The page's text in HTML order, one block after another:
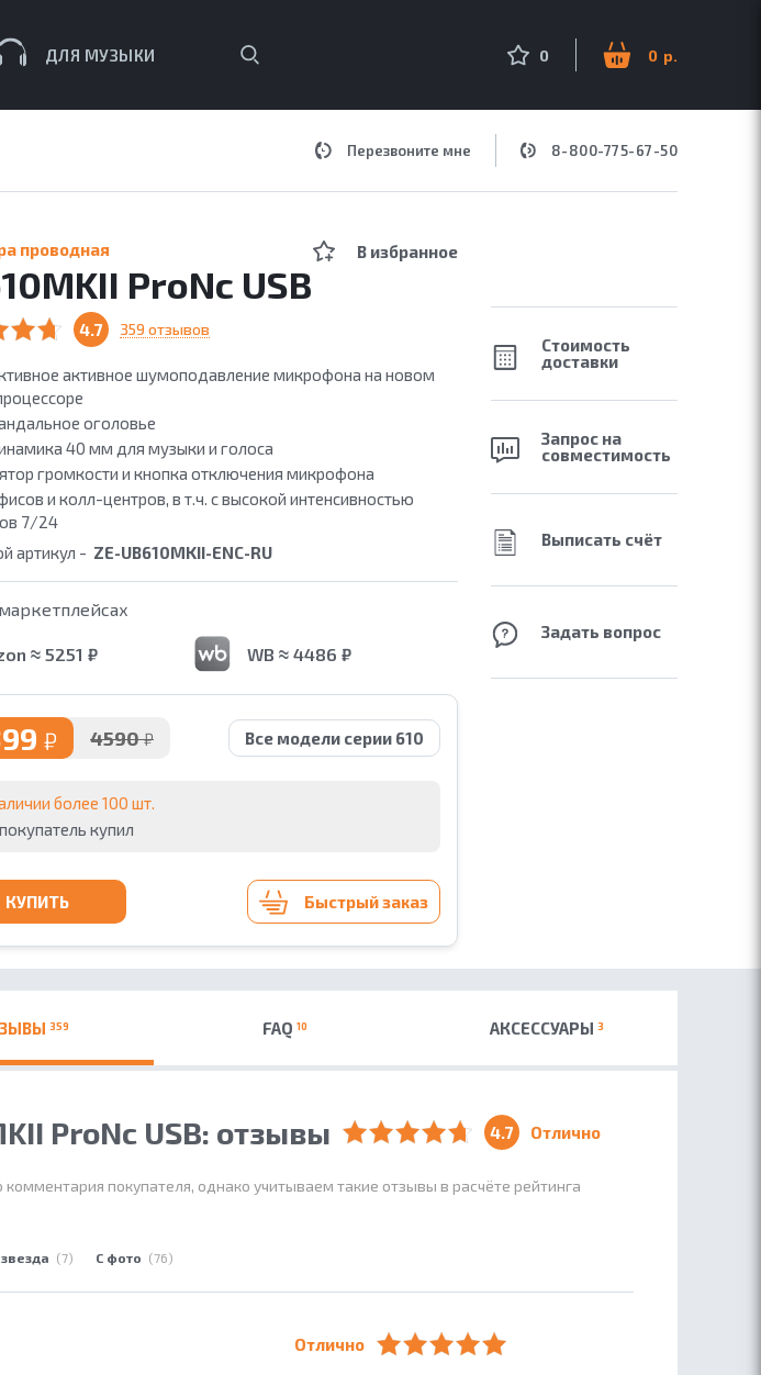
ДЛЯ МУЗЫКИ 0 0
Перезвоните мне 8-800-775-67-50
проводная
ProNс USB
В избранное
4.7 359 отзывов
активное шумоподавление микрофона на новом
оголовье
40 мм для музыки и голоса
громкости и кнопка отключения микрофона
и колл-центров, в т.ч. с высокой интенсивностью
7/24
артикул - ZE-UB610MKII-ENC-RU
≈ 5251 ₽ WB ≈ 4486 ₽
₽ 4590₽ Все модели серии 610
более 100 шт.
покупатель купил
КУПИТЬ Быстрый заказ
Стоимость
доставки
Запрос на
совместимость
Выписать счёт
Задать вопрос
359 FAQ 10 АКСЕССУАРЫ 3
ProNс USB: отзывы 4.7 Отлично
покупателя, однако учитываем такие отзывы в расчёте рейтинга
звезда (7) С фото (76)
Отлично